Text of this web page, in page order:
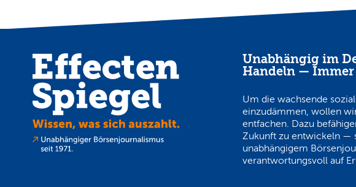
Unabhängig im
Handeln —
Um die wachsende
einzudämmen, wollen
entfachen. Dazu
Zukunft zu entwickeln —
unabhängigem
verantwortungsvoll auf